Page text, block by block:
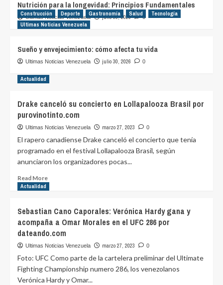
Nutrición para la longevidad: Principios Fundamentales
Ultimas Noticias Venezuela julio 30, 2026 0
Construcción Deporte Gastronomía Salud
Tecnología
Ultimas Noticias Venezuela
Sueño y envejecimiento: cómo afecta tu vida
Ultimas Noticias Venezuela julio 30, 2026 0
Actualidad
Drake canceló su concierto en Lollapalooza Brasil por
purovinotinto.com
Ultimas Noticias Venezuela marzo 27, 2023 0
El rapero canadiense Drake canceló el concierto que tenía
programado en el festival Lollapalooza Brasil, según
anunciaron los organizadores pocas...
Read MoreRead
canceló
su
concierto
en
Brasil
por
purovinotinto.com
Actualidad
Sebastian Cano Caporales: Verónica Hardy gana y
acompaña a Omar Morales en el UFC 286 por
dateando.com
Ultimas Noticias Venezuela marzo 27, 2023 0
Foto: UFC Como parte de la cartelera preliminar del Ultimate
Fighting Championship numero 286, los venezolanos
Verónica Hardy y Omar...